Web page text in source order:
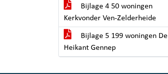
Bijlage 4 50 woningen
Kerkvonder Ven-Zelderheide
Bijlage 5 199 woningen De
Heikant Gennep